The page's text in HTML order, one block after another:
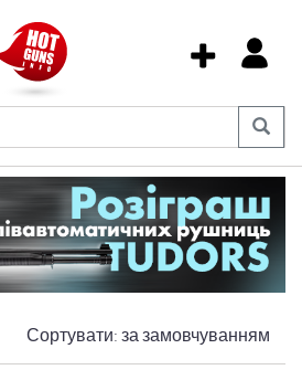
Сортувати: за замовчуванням